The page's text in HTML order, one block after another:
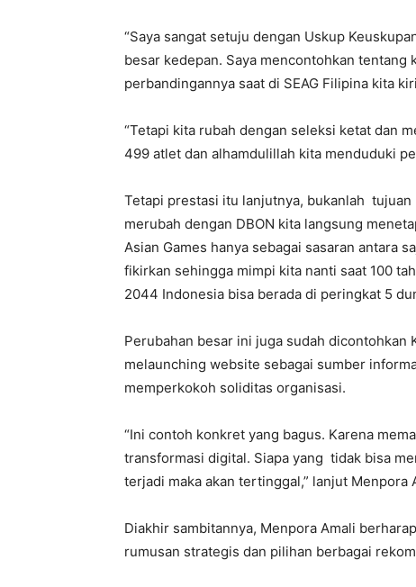
“Saya sangat setuju dengan Uskup
besar kedepan. Saya mencontohkan tentang
perbandingannya saat di SEAG Filipina kita
“Tetapi kita rubah dengan seleksi ketat dan
499 atlet dan alhamdulillah kita menduduki
Tetapi prestasi itu lanjutnya, bukanlah tujuan
merubah dengan DBON kita langsung
Asian Games hanya sebagai sasaran antara
fikirkan sehingga mimpi kita nanti saat 100
2044 Indonesia bisa berada di peringkat 5
Perubahan besar ini juga sudah dicontohkan
melaunching website sebagai sumber
memperkokoh soliditas organisasi.
“Ini contoh konkret yang bagus. Karena
transformasi digital. Siapa yang tidak bisa
terjadi maka akan tertinggal,” lanjut Menpora
Diakhir sambitannya, Menpora Amali
rumusan strategis dan pilihan berbagai